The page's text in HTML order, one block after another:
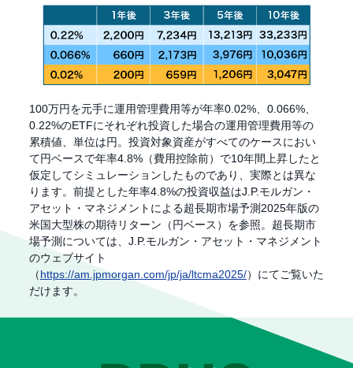
100万円を元手に運用管理費用等が年率0.02%、0.066%、
0.22%のETFにそれぞれ投資した場合の運用管理費用等の
累積値、単位は円。投資対象資産がすべてのケースにおい
て円ベースで年率4.8%（費用控除前）で10年間上昇したと
仮定してシミュレーションしたものであり、実際とは異な
ります。前提とした年率4.8%の投資収益はJ.P.モルガン・
アセット・マネジメントによる超長期市場予測2025年版の
米国大型株の期待リターン（円ベース）を参照。超長期市
場予測については、J.P.モルガン・アセット・マネジメント
のウェブサイト
（https://am.jpmorgan.com/jp/ja/ltcma2025/）にてご覧いた
だけます。